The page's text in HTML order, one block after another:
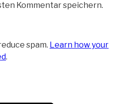
Kommentar speichern.
spam. Learn how your
.